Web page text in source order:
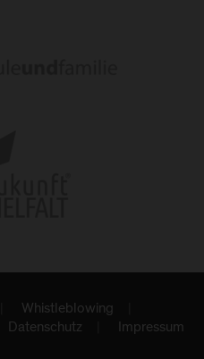
Whistleblowing
Datenschutz Impressum